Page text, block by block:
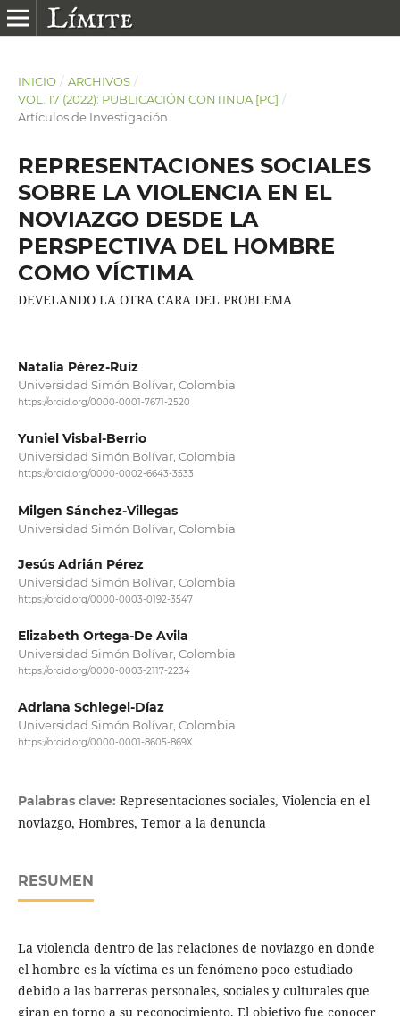
INICIO / ARCHIVOS /
VOL. 17 (2022): PUBLICACIÓN CONTINUA [PC] /
Artículos de Investigación
REPRESENTACIONES SOCIALES
SOBRE LA VIOLENCIA EN EL
NOVIAZGO DESDE LA
PERSPECTIVA DEL HOMBRE
COMO VÍCTIMA
DEVELANDO LA OTRA CARA DEL PROBLEMA
Natalia Pérez-Ruíz
Universidad Simón Bolívar, Colombia
https://orcid.org/0000-0001-7671-2520
Yuniel Visbal-Berrio
Universidad Simón Bolívar, Colombia
https://orcid.org/0000-0002-6643-3533
Milgen Sánchez-Villegas
Universidad Simón Bolívar, Colombia
Jesús Adrián Pérez
Universidad Simón Bolívar, Colombia
https://orcid.org/0000-0003-0192-3547
Elizabeth Ortega-De Avila
Universidad Simón Bolívar, Colombia
https://orcid.org/0000-0003-2117-2234
Adriana Schlegel-Díaz
Universidad Simón Bolívar, Colombia
https://orcid.org/0000-0001-8605-869X
Palabras clave: Representaciones sociales, Violencia en el
noviazgo, Hombres, Temor a la denuncia
RESUMEN
La violencia dentro de las relaciones de noviazgo en donde
el hombre es la víctima es un fenómeno poco estudiado
debido a las barreras personales, sociales y culturales que
giran en torno a su reconocimiento. El objetivo fue conocer